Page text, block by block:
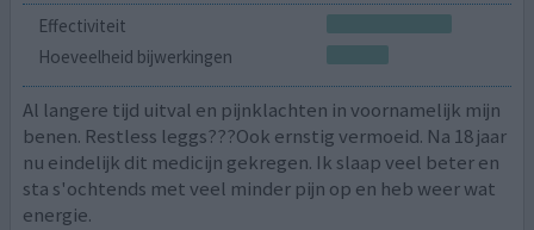
Effectiviteit
Hoeveelheid bijwerkingen
Al langere tijd uitval en pijnklachten in voornamelijk mijn
benen. Restless leggs???Ook ernstig vermoeid. Na 18 jaar
nu eindelijk dit medicijn gekregen. Ik slaap veel beter en
sta s'ochtends met veel minder pijn op en heb weer wat
energie.